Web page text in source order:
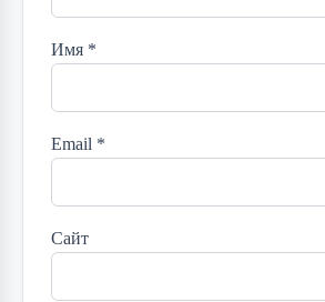
Имя *
Email *
Сайт